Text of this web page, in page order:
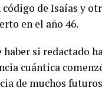
de Isaías y
en el año 46.
si redactado
cuántica
de muchos